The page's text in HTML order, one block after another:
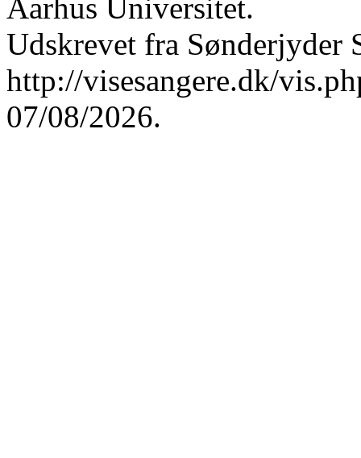
Aarhus Universitet.
Udskrevet fra Sønderjyder
http://visesangere.dk/
07/08/2026.